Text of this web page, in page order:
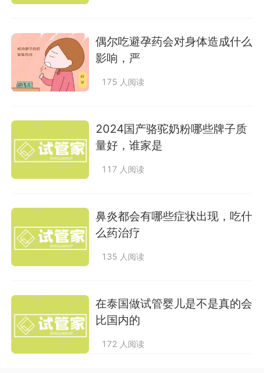
偶尔吃避孕药会对身体造成什么
影响，严
175 人阅读
2024国产骆驼奶粉哪些牌子质
量好，谁家是
117 人阅读
鼻炎都会有哪些症状出现，吃什
么药治疗
135 人阅读
在泰国做试管婴儿是不是真的会
比国内的
172 人阅读